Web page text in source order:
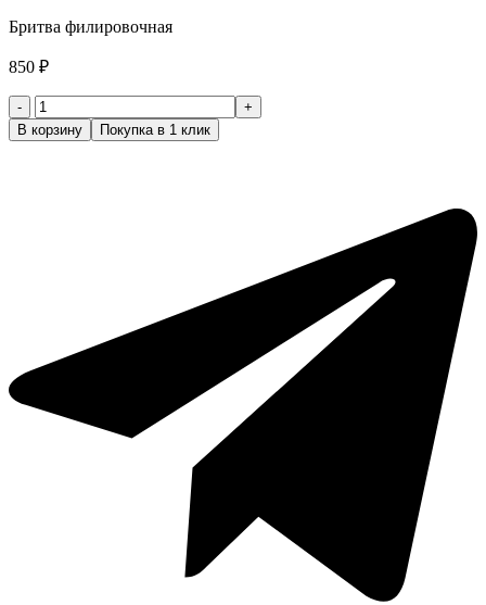
Бритва филировочная
850 ₽
Количество
товара
Бритвы
В корзину Покупка в 1 клик